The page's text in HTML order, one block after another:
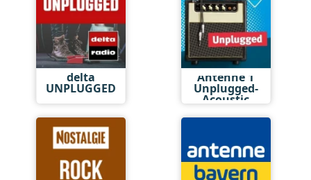
delta
UNPLUGGED
Antenne 1
Unplugged-
Acoustic